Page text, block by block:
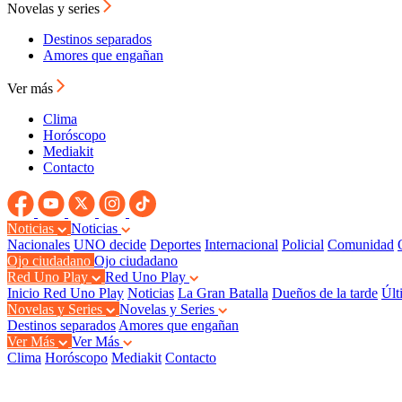
Novelas y series
Destinos separados
Amores que engañan
Ver más
Clima
Horóscopo
Mediakit
Contacto
Noticias
Noticias
Nacionales UNO decide Deportes Internacional Policial Comunidad
Ojo ciudadano Ojo ciudadano
Red Uno Play
Red Uno Play
Inicio Red Uno Play Noticias La Gran Batalla Dueños de la tarde
Novelas y Series
Novelas y Series
Destinos separados Amores que engañan
Ver Más
Ver Más
Clima Horóscopo Mediakit Contacto